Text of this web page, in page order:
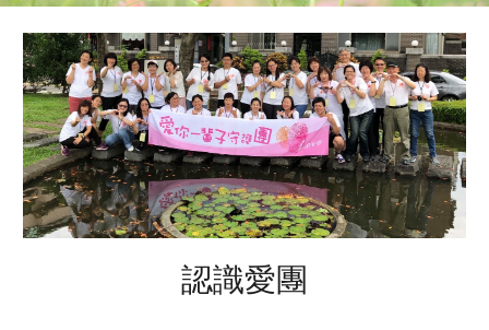
認識愛團